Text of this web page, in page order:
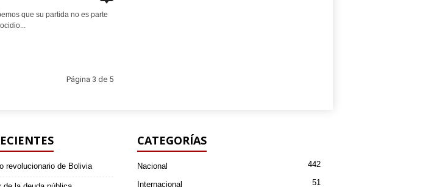
que su partida no es parte
Página 3 de 5
revolucionario de Bolivia
CATEGORÍAS
Nacional 442
Internacional 51